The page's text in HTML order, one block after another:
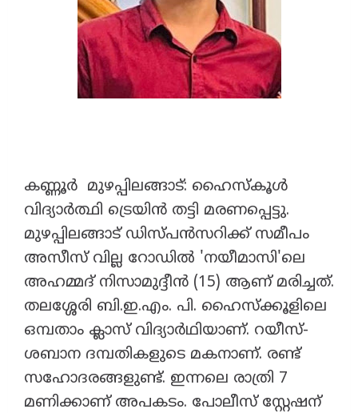
കണ്ണൂർ മുഴപ്പിലങ്ങാട്: ഹൈസ്കൂൾ
വിദ്യാർത്ഥി ട്രെയിൻ തട്ടി മരണപ്പെട്ടു.
മുഴപ്പിലങ്ങാട് ഡിസ്പൻസറിക്ക് സമീപം
അസീസ് വില്ല റോഡിൽ 'നയീമാസി'ലെ
അഹമ്മദ് നിസാമുദ്ദീൻ (15) ആണ് മരിച്ചത്.
തലശ്ശേരി ബി.ഇ.എം. പി. ഹൈസ്ക്കൂളിലെ
ഒമ്പതാം ക്ലാസ് വിദ്യാർഥിയാണ്. റയീസ്-
ശബാന ദമ്പതികളുടെ മകനാണ്. രണ്ട്
സഹോദരങ്ങളുണ്ട്. ഇന്നലെ രാത്രി 7
മണിക്കാണ് അപകടം. പോലീസ് സ്റ്റേഷന്